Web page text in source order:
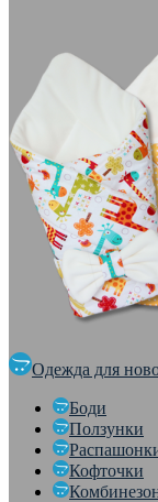
Одежда для
Боди
Ползунки
Кофточки